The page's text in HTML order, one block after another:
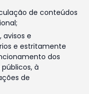
de conteúdos
e
e estritamente
dos
à
de